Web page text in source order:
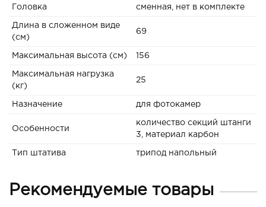
Головка сменная, нет в комплекте
Длина в сложенном виде
(см)
69
Максимальная высота (см) 156
Максимальная нагрузка
(кг)
25
Назначение для фотокамер
Особенности
количество секций штанги
3, материал карбон
Тип штатива трипод напольный
Рекомендуемые товары